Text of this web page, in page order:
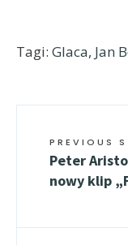
Tagi: Glaca, Jan
PREVIOUS
Peter
nowy klip